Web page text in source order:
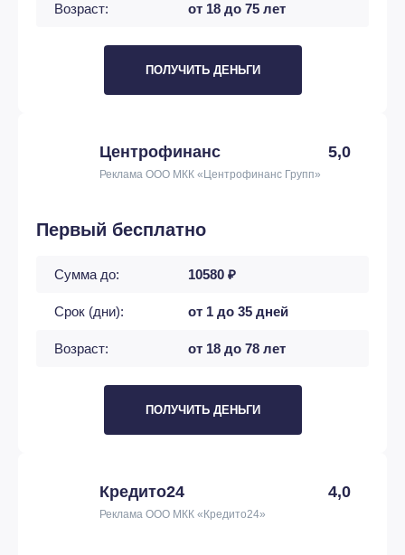
Возраст: от 18 до 75 лет
ПОЛУЧИТЬ ДЕНЬГИ
Центрофинанс 5,0
Реклама ООО МКК «Центрофинанс Групп»
Первый бесплатно
Сумма до: 10580 ₽
Срок (дни): от 1 до 35 дней
Возраст: от 18 до 78 лет
ПОЛУЧИТЬ ДЕНЬГИ
Кредито24 4,0
Реклама ООО МКК «Кредито24»